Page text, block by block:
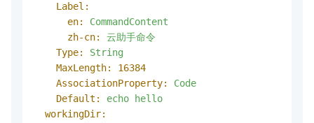
Label:
en:
CommandContent
zh-cn:
云助手命令
Type:
String
MaxLength:
16384
AssociationProperty:
Code
Default:
echo
hello
workingDir: